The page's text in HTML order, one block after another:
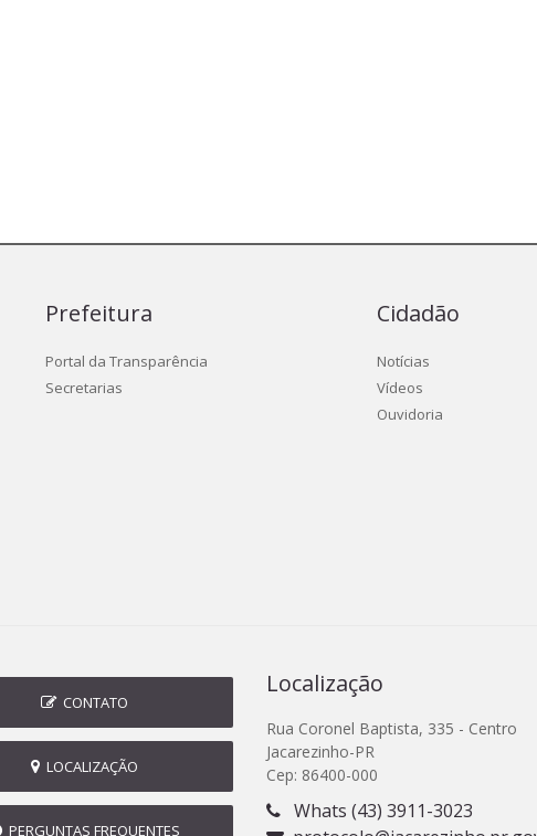
Prefeitura
Portal da Transparência
Secretarias
Cidadão
Notícias
Vídeos
Ouvidoria
CONTATO
LOCALIZAÇÃO
PERGUNTAS FREQUENTES
Localização
Rua Coronel Baptista, 335 - Centro
Jacarezinho-PR
Cep: 86400-000
Whats (43) 3911-3023